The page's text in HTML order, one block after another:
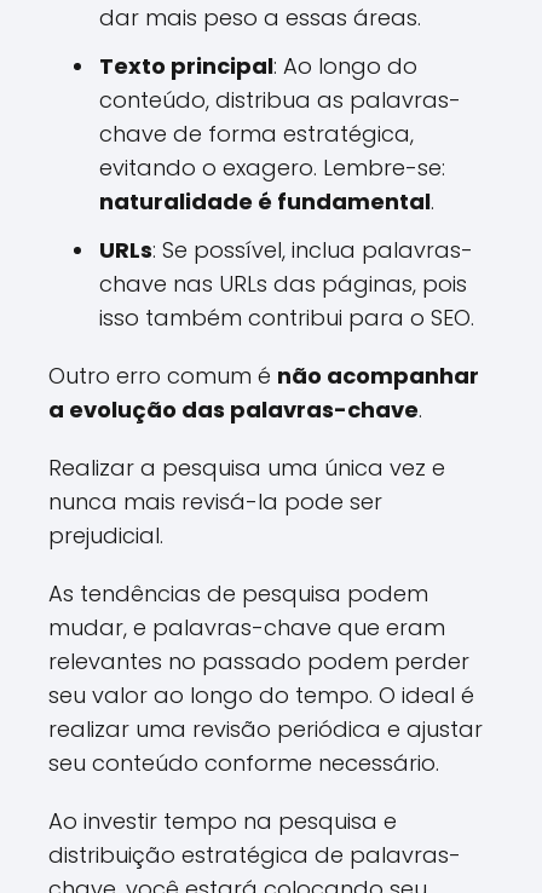
dar mais peso a essas áreas.
Texto principal: Ao longo do
conteúdo, distribua as palavras-
chave de forma estratégica,
evitando o exagero. Lembre-se:
naturalidade é fundamental.
URLs: Se possível, inclua palavras-
chave nas URLs das páginas, pois
isso também contribui para o SEO.
Outro erro comum é não acompanhar
a evolução das palavras-chave.
Realizar a pesquisa uma única vez e
nunca mais revisá-la pode ser
prejudicial.
As tendências de pesquisa podem
mudar, e palavras-chave que eram
relevantes no passado podem perder
seu valor ao longo do tempo. O ideal é
realizar uma revisão periódica e ajustar
seu conteúdo conforme necessário.
Ao investir tempo na pesquisa e
distribuição estratégica de palavras-